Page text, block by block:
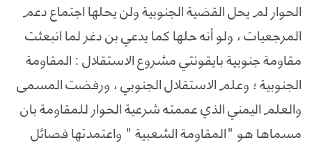
الحوار لم يحل القضية الجنوبية ولن يحلها اجتماع دعم
المرجعيات ، ولو أنه حلها كما يدعي بن دغر لما انبعثت
مقاومة جنوبية بايقونتي مشروع الاستقلال : المقاومة
الجنوبية ؛ وعلم الاستقلال الجنوبي ، ورفضت المسمى
والعلم اليمني الذي عممته شرعية الحوار للمقاومة بان
مسماها هو "المقاومة الشعبية " واعتمدتها فصائل